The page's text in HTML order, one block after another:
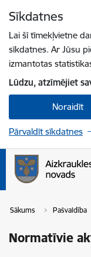
Sīkdatnes
Lai šī tīmekļvietne
sīkdatnes. Ar Jūsu
izmantotas
Lūdzu, atzīmējiet
Noraidīt
Pārvaldīt sīkdatnes
Sākums Pašvaldība
Normatīvie